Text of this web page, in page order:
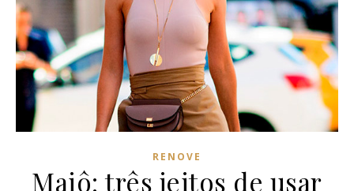
RENOVE
Maiô: três jeitos de usar